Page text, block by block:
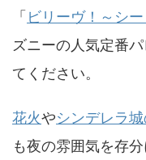
「 ビリーヴ！～シ
ズニーの人気定番
てください。
花火やシンデレラ
も夜の雰囲気を存分